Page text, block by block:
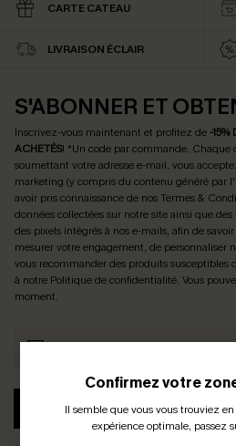
Confirmez votre
Il semble que vous vous trouviez en
expérience optimale, passez
CARTE CATEAU
LIVRAISON ÉCLAIR
S'ABONNER ET
Inscrivez-vous maintenant et profitez de -15%
ACHETÉS! *Un code par commande. Chaque
soumettant votre adresse e-mail, vous
marketing (y compris du contenu généré par
avoir pris connaissance de nosTermes &
données collectées sur notre site ainsi que
des pixels intégrés à nos e-mails, afin de
mesurer votre engagement, de personnaliser
vous recommander des produits susceptibles
à notre Politique de confidentialité. Vous
moment.
S'ABONNER